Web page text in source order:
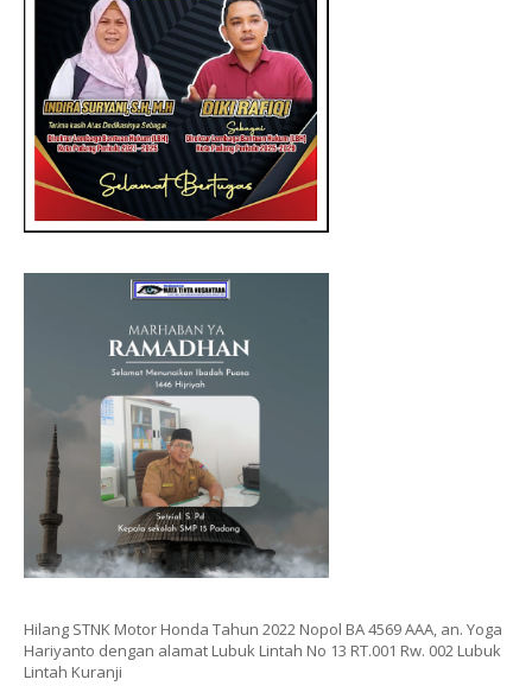
Hilang STNK Motor Honda Tahun 2022 Nopol BA 4569 AAA, an. Yoga
Hariyanto dengan alamat Lubuk Lintah No 13 RT.001 Rw. 002 Lubuk
Lintah Kuranji